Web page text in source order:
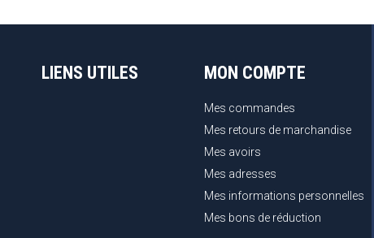
LIENS UTILES MON COMPTE
Mes commandes
Mes retours de marchandise
Mes avoirs
Mes adresses
Mes informations personnelles
Mes bons de réduction